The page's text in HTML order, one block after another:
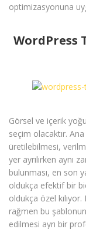
optimizasyonuna
WordPress
Görsel ve içerik
seçim olacaktır.
üretilebilmesi,
yer ayrılırken aynı
bulunması, en son
oldukça efektif bir
oldukça özel
rağmen bu
edilmesi ayrı bir